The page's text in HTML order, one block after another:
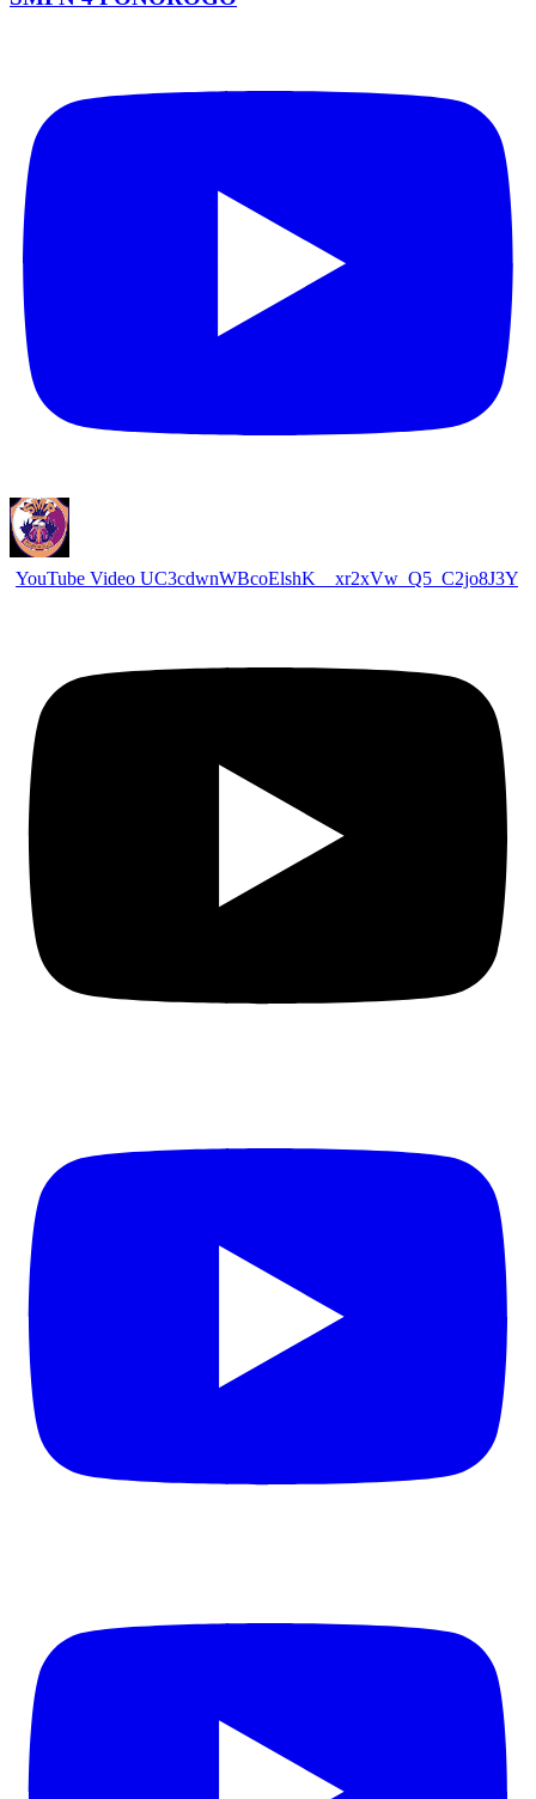
YouTube Video UC3cdwnWBcoElshK__xr2xVw_Q5_C2jo8J3Y